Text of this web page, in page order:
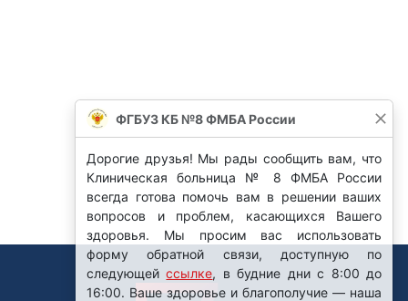
ФГБУЗ КБ №8 ФМБА России
Дорогие друзья! Мы рады сообщить вам, что
Клиническая больница № 8 ФМБА России
всегда готова помочь вам в решении ваших
вопросов и проблем, касающихся Вашего
здоровья. Мы просим вас использовать
форму обратной связи, доступную по
следующейссылке, в будние дни с 8:00 до
16:00. Ваше здоровье и благополучие — наша